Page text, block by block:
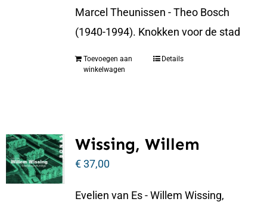
Marcel Theunissen - Theo Bosch
(1940-1994). Knokken voor de stad
Toevoegen aan
winkelwagen
Details
Wissing, Willem
€37,00
Evelien van Es - Willem Wissing,